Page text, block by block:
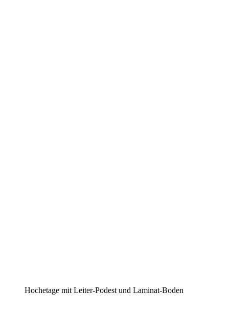
Hochetage mit Leiter-Podest und Laminat-Boden